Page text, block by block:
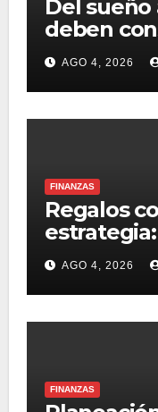
Del sueño
deben
antes de
AGO 4, 2026
FINANZAS
Regalos
gasto de
ventaja
AGO 4, 2026
FINANZAS